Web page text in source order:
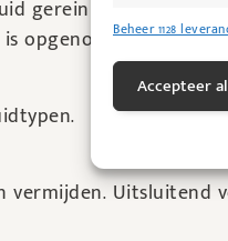
Toepassingen
Verschillende
verzonden
Zorg
fouten
Beheer 1128
Accepteer
gereinigd hebt,
opgenomen. Voor
Uitsluitend